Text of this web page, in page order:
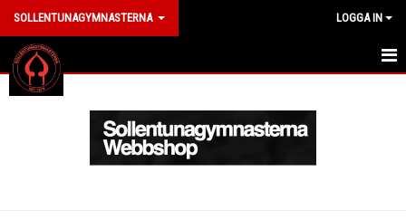
SOLLENTUNAGYMNASTERNA LOGGA IN
HEM